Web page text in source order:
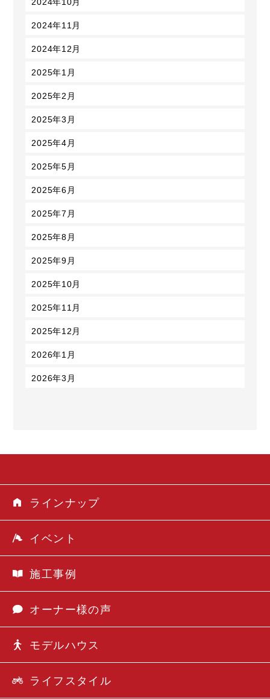
2024年11月
2024年12月
2025年1月
2025年2月
2025年3月
2025年4月
2025年5月
2025年6月
2025年7月
2025年8月
2025年9月
2025年10月
2025年11月
2025年12月
2026年1月
2026年3月
ラインナップ
イベント
施工事例
オーナー様の声
モデルハウス
ライフスタイル